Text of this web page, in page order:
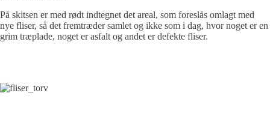
På skitsen er med rødt indtegnet det areal, som foreslås omlagt med
nye fliser, så det fremtræder samlet og ikke som i dag, hvor noget er en
grim træplade, noget er asfalt og andet er defekte fliser.